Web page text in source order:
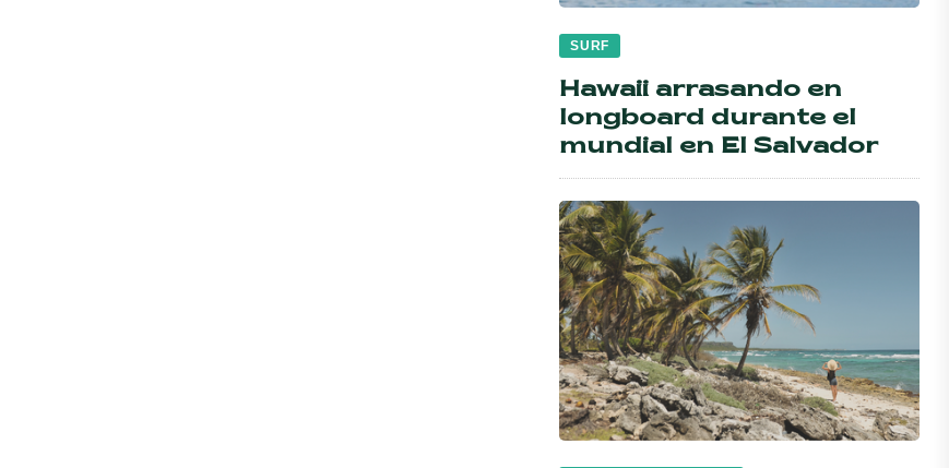
SURF
Hawaii arrasando en
longboard durante el
mundial en El Salvador